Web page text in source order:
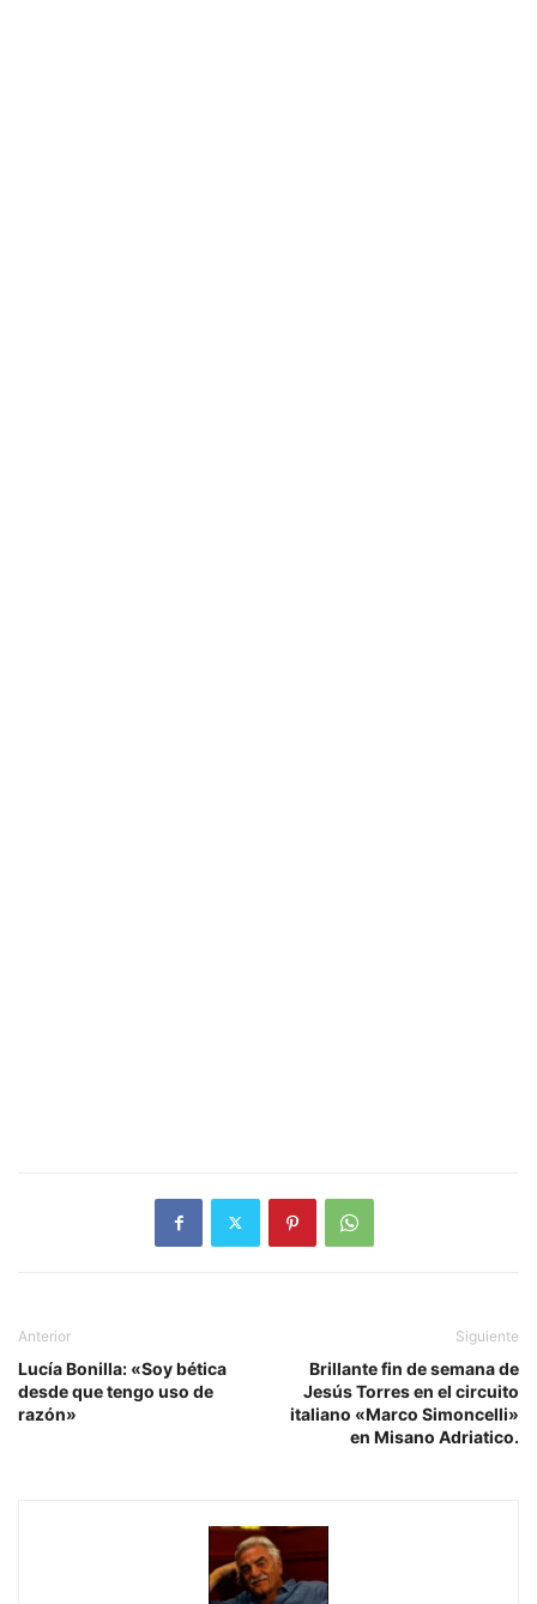
Anterior
Lucía Bonilla: «Soy bética
desde que tengo uso de
razón»
Siguiente
Brillante fin de semana de
Jesús Torres en el circuito
italiano «Marco Simoncelli»
en Misano Adriatico.